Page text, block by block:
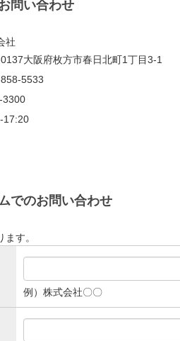
問い合わせ
社
大阪府枚方市春日北町1丁目3-1
5533
3300
17:20
でのお問い合わせ
す。
例）株式会社〇〇